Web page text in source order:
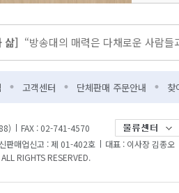
삶] “방송대의 매력은 다채로운 사람들
유와 민권 그리고 조선을 둘러싼 1880
유와 민권 그리고 조선을 둘러싼 1880
생들에겐 더 풍부한 콘텐츠를, 학교
고객센터 단체판매 주문안내 찾
FAX : 02-741-4570
판매업신고 : 제 01-402호
대표 : 이사장 김종오
ALL RIGHTS RESERVED.